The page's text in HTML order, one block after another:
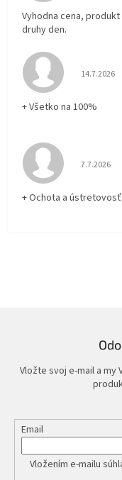
Vyhodna cena,
druhy den.
14.7.2026
+ Všetko na 100%
7.7.2026
+ Ochota a ústretovosť
Vložte svoj e-mail a my
Email
Vložením e-mailu